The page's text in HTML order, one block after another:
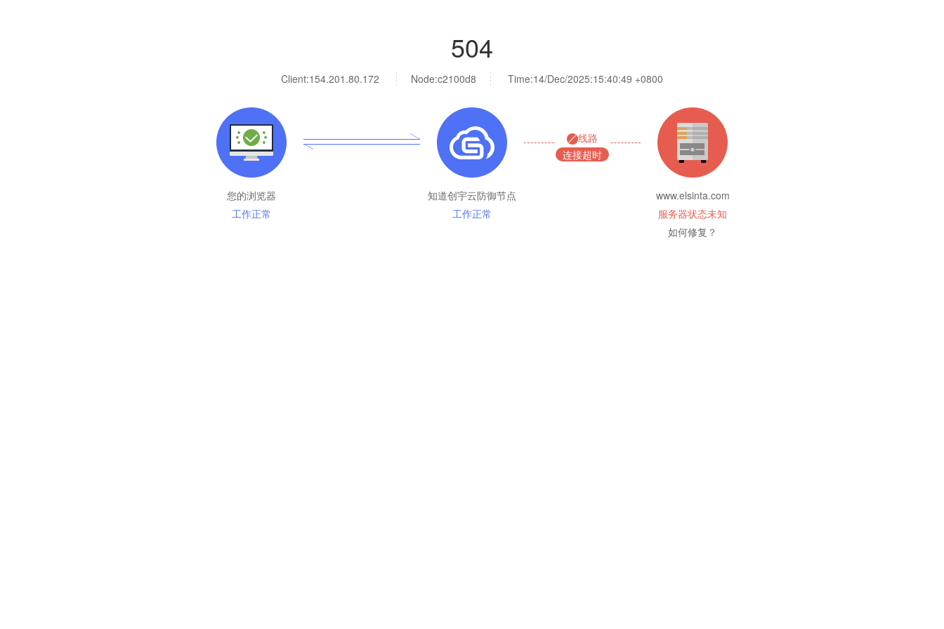
504
Client:154.201.80.172 Node:c2100d8 Time:14/Dec/2025:15:40:49 +0800
您的浏览器
工作正常
知道创宇云防御节点
工作正常
线路
连接超时
www.elsinta.com
服务器状态未知
如何修复？